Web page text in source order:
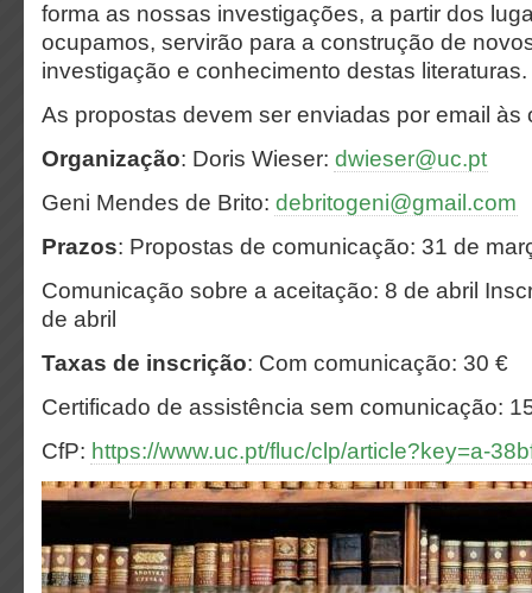
forma as nossas investigações, a partir dos
ocupamos, servirão para a construção de
investigação e conhecimento destas literaturas.
As propostas devem ser enviadas por email às
Organização: Doris Wieser: dwieser@uc.pt
Geni Mendes de Brito: debritogeni@gmail.com
Prazos: Propostas de comunicação: 31 de
Comunicação sobre a aceitação: 8 de abril
de abril
Taxas de inscrição: Com comunicação: 30 €
Certificado de assistência sem comunicação:
CfP: https://www.uc.pt/fluc/clp/article?key=a-